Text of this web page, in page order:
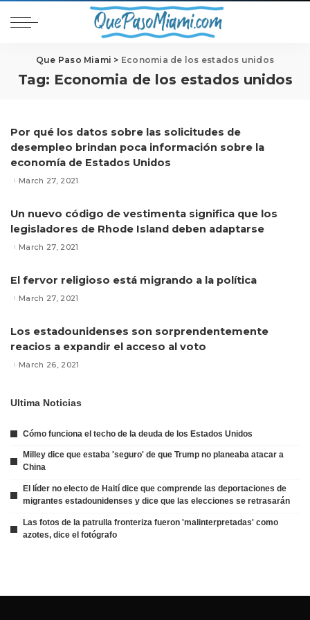
Que Paso Miami > Economia de los estados unidos
Tag: Economia de los estados unidos
Por qué los datos sobre las solicitudes de
desempleo brindan poca información sobre la
economía de Estados Unidos
March 27, 2021
Un nuevo código de vestimenta significa que los
legisladores de Rhode Island deben adaptarse
March 27, 2021
El fervor religioso está migrando a la política
March 27, 2021
Los estadounidenses son sorprendentemente
reacios a expandir el acceso al voto
March 26, 2021
Ultima Noticias
Cómo funciona el techo de la deuda de los Estados Unidos
Milley dice que estaba 'seguro' de que Trump no planeaba atacar a
China
El líder no electo de Haití dice que comprende las deportaciones de
migrantes estadounidenses y dice que las elecciones se retrasarán
Las fotos de la patrulla fronteriza fueron 'malinterpretadas' como
azotes, dice el fotógrafo